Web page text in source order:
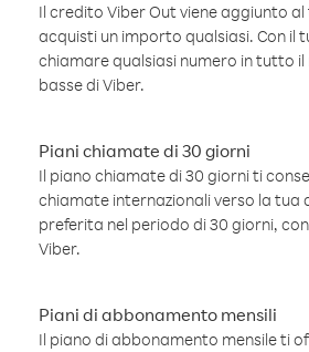
Il credito Viber Out viene aggiunto
acquisti un importo qualsiasi. Con il
chiamare qualsiasi numero in tutto
basse di Viber.
Piani chiamate di 30 giorni
Il piano chiamate di 30 giorni ti
chiamate internazionali verso la tua
preferita nel periodo di 30 giorni,
Viber.
Piani di abbonamento mensili
Il piano di abbonamento mensile ti